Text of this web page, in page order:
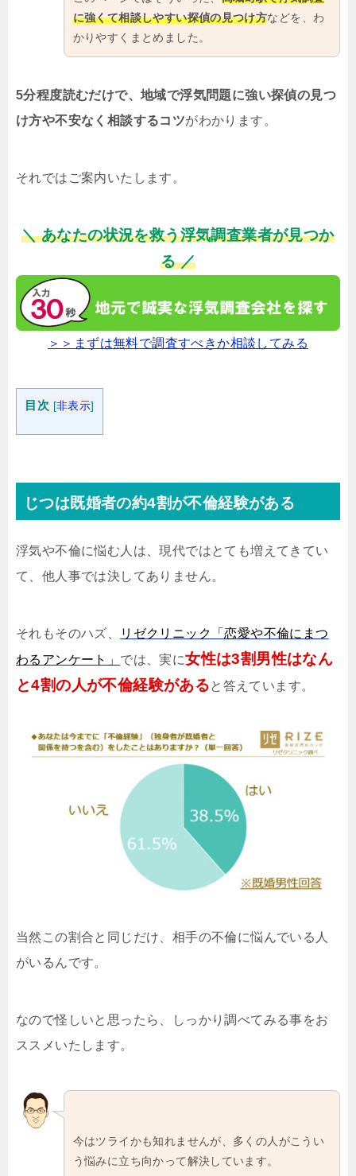
に強くて相談しやすい探偵の見つけ方などを、わ
かりやすくまとめました。
5分程度読むだけで、地域で浮気問題に強い探偵の見つ
け方や不安なく相談するコツがわかります。
それではご案内いたします。
＼ あなたの状況を救う浮気調査業者が見つか
る ／
＞＞まずは無料で調査すべきか相談してみる
目次 [非表示]
じつは既婚者の約4割が不倫経験がある
浮気や不倫に悩む人は、現代ではとても増えてきてい
て、他人事では決してありません。
それもそのハズ、
リゼクリニック「恋愛や不倫にまつ
わるアンケート」 では、実に女性は3割男性はなん
と4割の人が不倫経験があると答えています。
当然この割合と同じだけ、相手の不倫に悩んでいる人
がいるんです。
なので怪しいと思ったら、しっかり調べてみる事をお
ススメいたします。
今はツライかも知れませんが、多くの人がこうい
う悩みに立ち向かって解決しています。